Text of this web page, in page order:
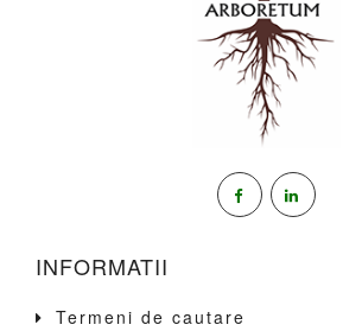
INFORMATII
Termeni de cautare